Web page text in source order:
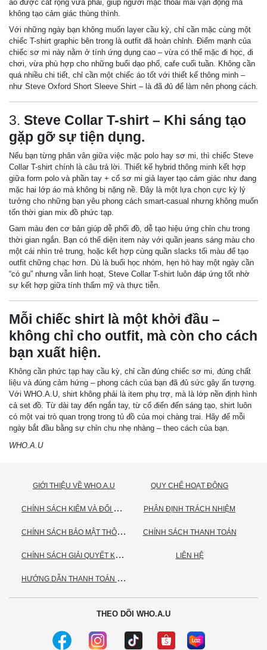
áo được cắt rộng vừa phải, giúp người mặc thoải mái vận động mà
không tạo cảm giác thùng thình.
Với những ngày bạn không muốn layer cầu kỳ, chỉ cần mặc cùng một
chiếc T-shirt graphic bên trong là outfit đã hoàn chỉnh. Điểm mạnh của
chiếc sơ mi này nằm ở tính ứng dụng cao – vừa có thể mặc đi học, đi
chơi, vừa phù hợp cho những buổi dạo phố, cafe cuối tuần. Không cần
quá nhiều chi tiết, chỉ cần một chiếc áo tốt với thiết kế thông minh –
như Steve Oxford Short Sleeve Shirt – là đã đủ để làm nên phong cách.
3. Steve Collar T-shirt – Khi sáng tạo
gặp gỡ sự tiện dụng.
Nếu bạn từng phân vân giữa việc mặc polo hay sơ mi, thì chiếc Steve
Collar T-shirt chính là câu trả lời. Thiết kế hybrid thông minh kết hợp
giữa form polo và phần tay + cổ sơ mi giả layer tạo cảm giác như đang
mặc hai lớp áo mà không bị nặng nề. Đây là một lựa chọn cực kỳ lý
tưởng cho những bạn yêu phong cách smart-casual nhưng không muốn
tốn thời gian mix đồ phức tạp.
Gam màu đen cơ bản giúp dễ phối đồ, dễ tạo hiệu ứng chỉn chu trong
thời gian ngắn. Bạn có thể diện item này với quần jeans sáng màu cho
một cái nhìn trẻ trung, hoặc kết hợp cùng quần slacks tối màu để tạo
outfit chững chạc hơn. Dù là buổi học nhóm, hẹn hò hay một ngày cần
“có gu” nhưng vẫn linh hoạt, Steve Collar T-shirt luôn đáp ứng tốt nhờ
sự kết hợp giữa tính thẩm mỹ và thực tiễn.
Mỗi chiếc shirt là một khởi đầu –
không chỉ cho outfit, mà còn cho cách
bạn xuất hiện.
Không cần phức tạp hay cầu kỳ, chỉ cần đúng chiếc sơ mi, đúng chất
liệu và đúng cảm hứng – phong cách của bạn đã đủ sức gây ấn tượng.
Với WHO.A.U, shirt không phải là item phụ trợ, mà là lớp nền định hình
cả set đồ. Từ dài tay đến ngắn tay, từ cổ điển đến sáng tạo, shirt luôn
có một vai trò quan trọng trong tủ đồ của mọi chàng trai. Hãy để mỗi
ngày bắt đầu bằng sự chỉn chu nhẹ nhàng – theo cách của bạn.
WHO.A.U
GIỚI THIỆU VỀ WHO.A.U
C
HÍNH SÁCH KIỂM VÀ ĐỔI TRẢ HÀNG
C
HÍNH SÁCH BẢO MẬT THÔNG TIN CÁ NHÂN
C
HÍNH SÁCH GIẢI QUYẾT KHIẾU NẠI
H
ƯỚNG DẪN THANH TOÁN VNPAY
QUY CHẾ HOẠT ĐỘNG
PHÂN ĐỊNH TRÁCH NHIỆM
CHÍNH SÁCH THANH TOÁN
LIÊN HỆ
THEO DÕI WHO.A.U